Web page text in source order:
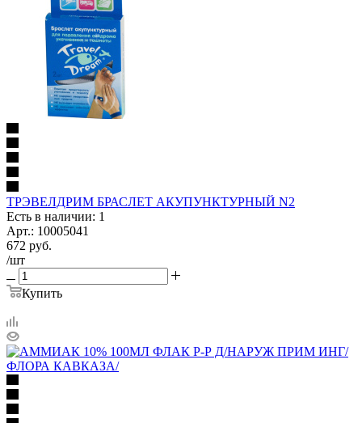
ТРЭВЕЛДРИМ БРАСЛЕТ АКУПУНКТУРНЫЙ N2
Есть в наличии: 1
Арт.: 10005041
672 руб.
/шт
Купить